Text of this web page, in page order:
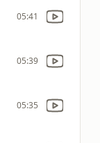
05:41
05:39
05:35